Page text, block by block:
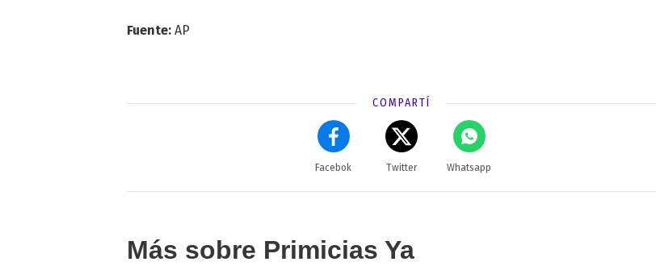
Fuente: AP
COMPARTÍ
Facebok Twitter Whatsapp
Más sobre Primicias Ya